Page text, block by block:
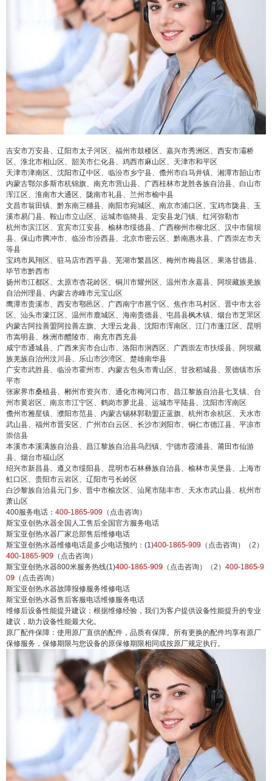
吉安市万安县、辽阳市太子河区、福州市鼓楼区、嘉兴市秀洲区、西安市灞桥
区、淮北市相山区、韶关市仁化县、鸡西市麻山区、天津市和平区
天津市津南区、沈阳市辽中区、临汾市乡宁县、儋州市白马井镇、湘潭市韶山市
内蒙古鄂尔多斯市杭锦旗、南充市营山县、广西桂林市龙胜各族自治县、白山市
浑江区、淮南市大通区、陇南市礼县、兰州市榆中县
文昌市翁田镇、黔东南三穗县、南阳市宛城区、南京市浦口区、宝鸡市陇县、玉
溪市易门县、鞍山市立山区、运城市临猗县、定安县龙门镇、红河弥勒市
杭州市滨江区、宜宾市江安县、榆林市绥德县、广西柳州市柳北区、汉中市留坝
县、保山市腾冲市、临汾市汾西县、北京市密云区、黔南惠水县、广西崇左市天
等县
宝鸡市凤翔区、驻马店市西平县、芜湖市繁昌区、梅州市梅县区、果洛甘德县、
毕节市黔西市
扬州市江都区、太原市杏花岭区、铜川市耀州区、温州市永嘉县、阿坝藏族羌族
自治州理县、内蒙古赤峰市元宝山区
鹰潭市贵溪市、西安市鄠邑区、广西南宁市邕宁区、焦作市马村区、晋中市太谷
区、汕头市濠江区、温州市鹿城区、海南贵德县、屯昌县枫木镇、烟台市芝罘区
内蒙古阿拉善盟阿拉善左旗、大理云龙县、沈阳市浑南区、江门市蓬江区、昆明
市嵩明县、株洲市醴陵市、南充市西充县
咸宁市通城县、广西来宾市合山市、洛阳市涧西区、广西崇左市扶绥县、阿坝藏
族羌族自治州汶川县、乐山市沙湾区、楚雄南华县
广安市武胜县、临汾市霍州市、内蒙古包头市青山区、甘孜稻城县、景德镇市乐
平市
张家界市桑植县、郴州市资兴市、通化市梅河口市、昌江黎族自治县七叉镇、台
州市黄岩区、南京市江宁区、鹤岗市萝北县、运城市平陆县、沈阳市浑南区
儋州市雅星镇、濮阳市范县、内蒙古锡林郭勒盟正蓝旗、杭州市余杭区、天水市
武山县、福州市晋安区、广州市白云区、长沙市浏阳市、铜仁市德江县、平凉市
崇信县
本溪市本溪满族自治县、昌江黎族自治县乌烈镇、宁德市霞浦县、莆田市仙游
县、烟台市福山区
绍兴市新昌县、遵义市绥阳县、昆明市石林彝族自治县、榆林市吴堡县、上海市
虹口区、贵阳市云岩区、辽阳市弓长岭区
白沙黎族自治县元门乡、晋中市榆次区、汕尾市陆丰市、天水市武山县、杭州市
萧山区
400服务电话： 400-1865-909 （点击咨询）
斯宝亚创热水器全国人工售后全国官方服务电话
斯宝亚创热水器厂家总部售后维修电话
斯宝亚创热水器维修电话是多少电话预约：(1)400-1865-909 （点击咨询）（2）
400-1865-909 （点击咨询）
斯宝亚创热水器800米服务热线(1)400-1865-909 （点击咨询）（2） 400-1865-9
09 （点击咨询）
斯宝亚创热水器故障报修服务维修电话
斯宝亚创热水器售后客服电话维修服务电话
维修后设备性能提升建议：根据维修经验，我们为客户提供设备性能提升的专业
建议，助力设备性能最大化。
原厂配件保障：使用原厂直供的配件，品质有保障。所有更换的配件均享有原厂
保修服务，保修期限与您设备的原保修期限相同或按原厂规定执行。